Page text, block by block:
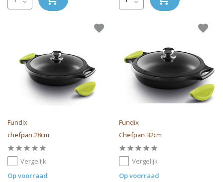
Fundix
chefpan 28cm
Vergelijk
Op voorraad
Fundix
Chefpan 32cm
Vergelijk
Op voorraad